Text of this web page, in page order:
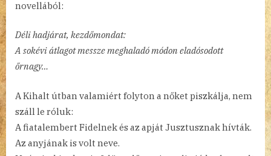
novellából:
Déli hadjárat, kezdőmondat:
A sokévi átlagot messze meghaladó módon eladósodott
őrnagy…
A Kihalt útban valamiért folyton a nőket piszkálja, nem
száll le róluk:
A fiatalembert Fidelnek és az apját Jusztusznak hívták.
Az anyjának is volt neve.